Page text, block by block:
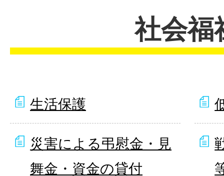
社会福
生活保護
災害による弔慰金・見
舞金・資金の貸付